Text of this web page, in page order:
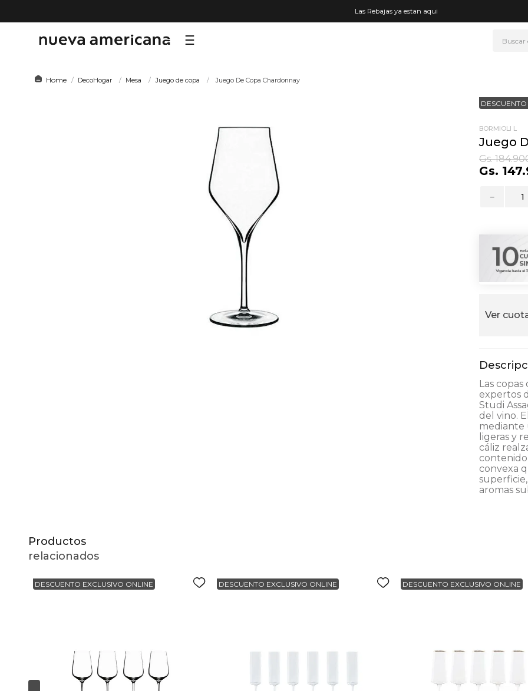
Las Rebajas ya estan aqui
3.
lego
termo
cafetera
hot wheels
organizador
8.
almohada
.
DecoHogar Mesa Juego de copa Juego De Copa Chardonnay
BORMIOLI L
Juego
Gs. 184.
Gs. 147.
－
Ver
Las
expertos
Studi
del vino.
mediante
ligeras y
cáliz
contenido
convexa
aromas
Productos
relacionados
DESCUENTO EXCLUSIVO ONLINE DESCUENTO EXCLUSIVO ONLINE DESCUENTO EXCLUSIVO ONLINE